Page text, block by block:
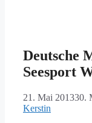
Deutsche
Seesport
21. Mai 201330.
Kerstin